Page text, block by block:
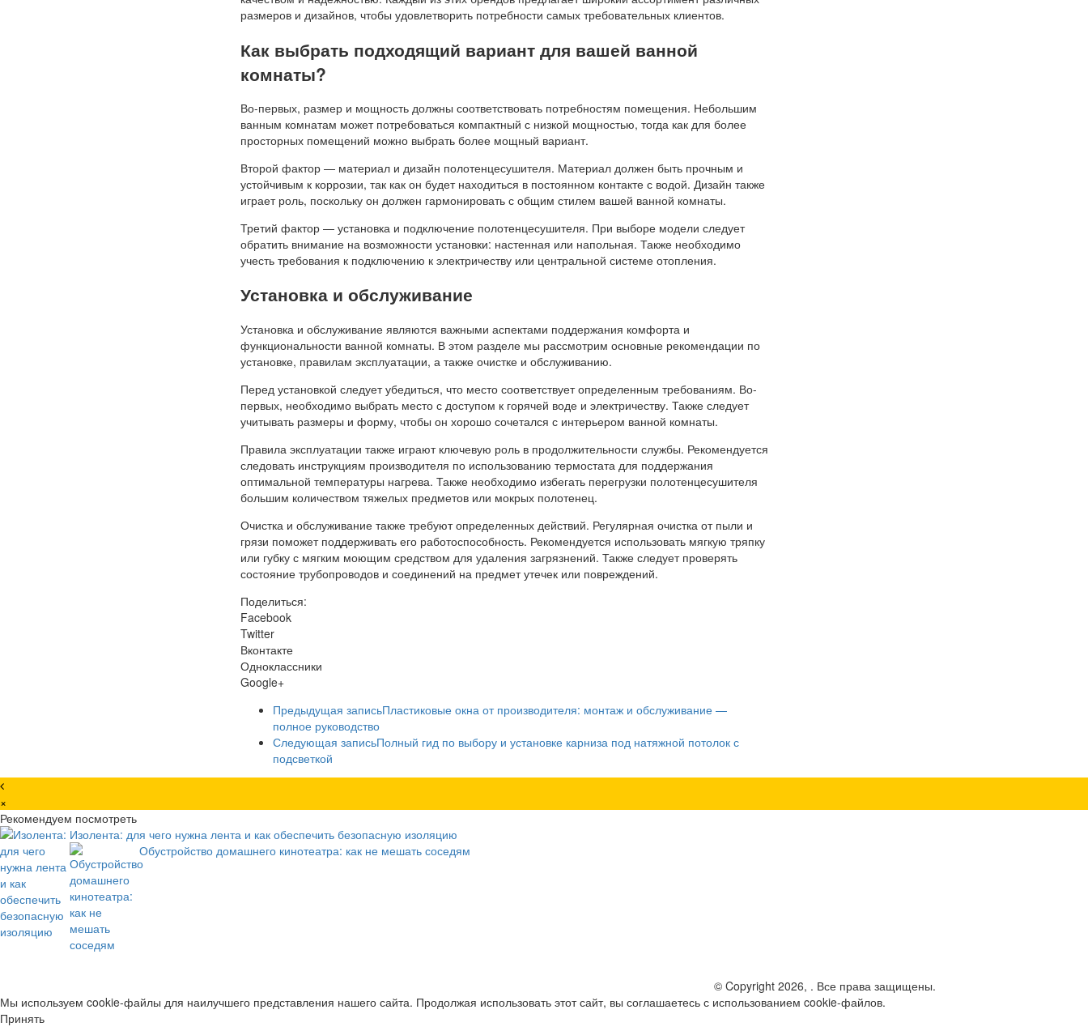
размеров и дизайнов, чтобы удовлетворить потребности самых требовательных клиентов.
Как выбрать подходящий вариант для вашей ванной
комнаты?
Во-первых, размер и мощность должны соответствовать потребностям помещения. Небольшим
ванным комнатам может потребоваться компактный с низкой мощностью, тогда как для более
просторных помещений можно выбрать более мощный вариант.
Второй фактор — материал и дизайн полотенцесушителя. Материал должен быть прочным и
устойчивым к коррозии, так как он будет находиться в постоянном контакте с водой. Дизайн также
играет роль, поскольку он должен гармонировать с общим стилем вашей ванной комнаты.
Третий фактор — установка и подключение полотенцесушителя. При выборе модели следует
обратить внимание на возможности установки: настенная или напольная. Также необходимо
учесть требования к подключению к электричеству или центральной системе отопления.
Установка и обслуживание
Установка и обслуживание являются важными аспектами поддержания комфорта и
функциональности ванной комнаты. В этом разделе мы рассмотрим основные рекомендации по
установке, правилам эксплуатации, а также очистке и обслуживанию.
Перед установкой следует убедиться, что место соответствует определенным требованиям. Во-
первых, необходимо выбрать место с доступом к горячей воде и электричеству. Также следует
учитывать размеры и форму, чтобы он хорошо сочетался с интерьером ванной комнаты.
Правила эксплуатации также играют ключевую роль в продолжительности службы. Рекомендуется
следовать инструкциям производителя по использованию термостата для поддержания
оптимальной температуры нагрева. Также необходимо избегать перегрузки полотенцесушителя
большим количеством тяжелых предметов или мокрых полотенец.
Очистка и обслуживание также требуют определенных действий. Регулярная очистка от пыли и
грязи поможет поддерживать его работоспособность. Рекомендуется использовать мягкую тряпку
или губку с мягким моющим средством для удаления загрязнений. Также следует проверять
состояние трубопроводов и соединений на предмет утечек или повреждений.
Поделиться:
Facebook
Twitter
Вконтакте
Одноклассники
Google+
Предыдущая записьПластиковые окна от производителя: монтаж и обслуживание —
полное руководство
Следующая записьПолный гид по выбору и установке карниза под натяжной потолок с
подсветкой
×
Рекомендуем посмотреть
Изолента: для чего нужна лента и как обеспечить безопасную изоляцию
Обустройство домашнего кинотеатра: как не мешать соседям
© Copyright 2026, . Все права защищены.
Мы используем cookie-файлы для наилучшего представления нашего сайта. Продолжая использовать этот сайт, вы соглашаетесь с использованием cookie-файлов.
Принять